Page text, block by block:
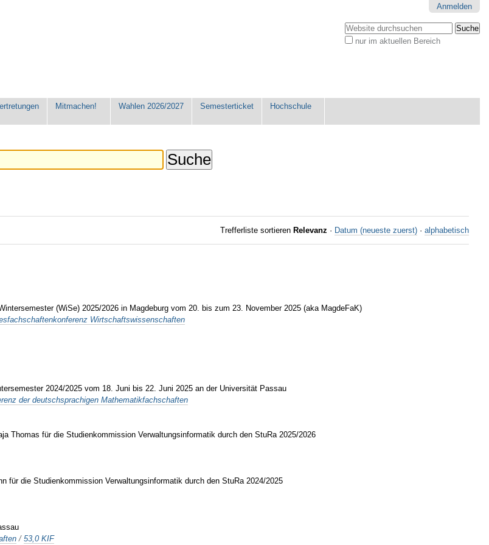
Anmelden
Website durchsuchen
nur im aktuellen Bereich
Mitmachen! Wahlen 2026/2027 Semesterticket Hochschule
Trefferliste sortieren Relevanz · Datum (neueste zuerst) · alphabetisch
(WiSe) 2025/2026 in Magdeburg vom 20. bis zum 23. November 2025 (aka MagdeFaK)
Wirtschaftswissenschaften
2024/2025 vom 18. Juni bis 22. Juni 2025 an der Universität Passau
der deutschsprachigen Mathematikfachschaften
Thomas für die Studienkommission Verwaltungsinformatik durch den StuRa 2025/2026
für die Studienkommission Verwaltungsinformatik durch den StuRa 2024/2025
/53,0 KIF